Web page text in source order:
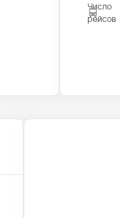
Число
рейсов